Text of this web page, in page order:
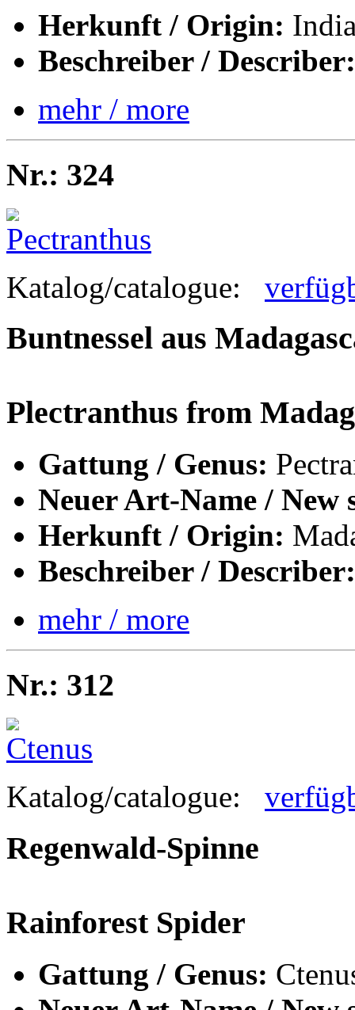
Herkunft / Origin:
Beschreiber / Describer:
mehr / more
Nr.: 324
Katalog/catalogue:
Buntnessel aus
Plectranthus from
Gattung / Genus:
Neuer Art-Name / New
Herkunft / Origin:
Beschreiber / Describer:
mehr / more
Nr.: 312
Katalog/catalogue:
Regenwald-Spinne
Rainforest Spider
Gattung / Genus: